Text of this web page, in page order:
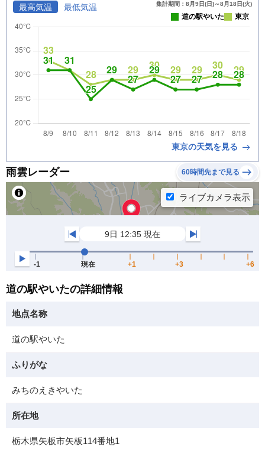
最高気温 最低気温 集計期間：8月9日(日)～8月18日(火)
道の駅やいた 東京
東京の天気を見る
雨雲レーダー 60時間先まで見る
道の駅やいたの詳細情報
地点名称
道の駅やいた
ふりがな
みちのえきやいた
所在地
栃木県矢板市矢板114番地1